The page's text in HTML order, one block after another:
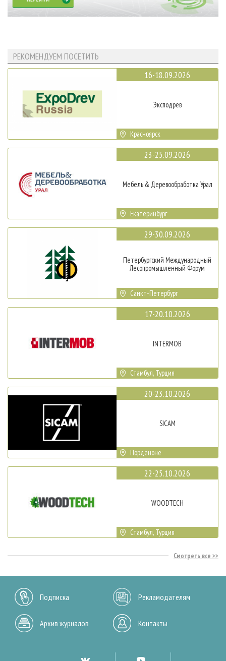
РЕКОМЕНДУЕМ ПОСЕТИТЬ
16-18.09.2026
Эксподрев
Красноярск
23-25.09.2026
Мебель & Деревообработка Урал
Екатеринбург
29-30.09.2026
Петербургский Международный
Лесопромышленный Форум
Санкт-Петербург
17-20.10.2026
INTERMOB
Стамбул, Турция
20-23.10.2026
SICAM
Порденоне
22-25.10.2026
WOODTECH
Стамбул, Турция
Смотреть все
Подписка Рекламодателям
Архив журналов Контакты